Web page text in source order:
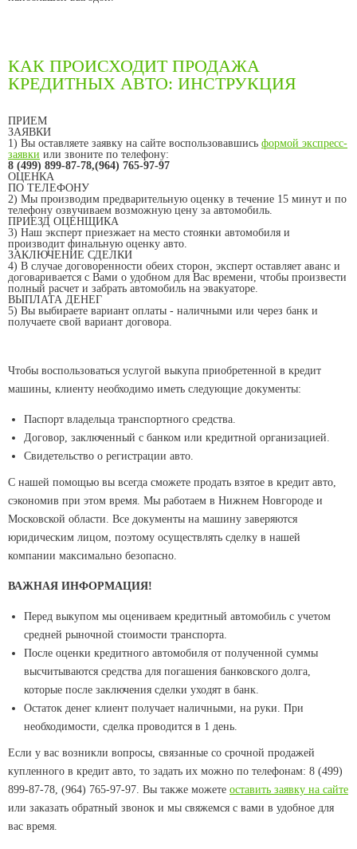
КАК ПРОИСХОДИТ ПРОДАЖА
КРЕДИТНЫХ АВТО: ИНСТРУКЦИЯ
ПРИЕМ
ЗАЯВКИ
1) Вы оставляете заявку на сайте воспользовавшись формой экспресс-
заявки или звоните по телефону:
8 (499) 899-87-78,(964) 765-97-97
ОЦЕНКА
ПО ТЕЛЕФОНУ
2) Мы производим предварительную оценку в течение 15 минут и по
телефону озвучиваем возможную цену за автомобиль.
ПРИЕЗД ОЦЕНЩИКА
3) Наш эксперт приезжает на место стоянки автомобиля и
производит финальную оценку авто.
ЗАКЛЮЧЕНИЕ СДЕЛКИ
4) В случае договоренности обеих сторон, эксперт оставляет аванс и
договаривается с Вами о удобном для Вас времени, чтобы произвести
полный расчет и забрать автомобиль на эвакуаторе.
ВЫПЛАТА ДЕНЕГ
5) Вы выбираете вариант оплаты - наличными или через банк и
получаете свой вариант договора.
Чтобы воспользоваться услугой выкупа приобретенной в кредит
машины, клиенту необходимо иметь следующие документы:
Паспорт владельца транспортного средства.
Договор, заключенный с банком или кредитной организацией.
Свидетельство о регистрации авто.
С нашей помощью вы всегда сможете продать взятое в кредит авто,
сэкономив при этом время. Мы работаем в Нижнем Новгороде и
Московской области. Все документы на машину заверяются
юридическим лицом, поэтому осуществлять сделку в нашей
компании максимально безопасно.
ВАЖНАЯ ИНФОРМАЦИЯ!
Перед выкупом мы оцениваем кредитный автомобиль с учетом
средней рыночной стоимости транспорта.
После оценки кредитного автомобиля от полученной суммы
высчитываются средства для погашения банковского долга,
которые после заключения сделки уходят в банк.
Остаток денег клиент получает наличными, на руки. При
необходимости, сделка проводится в 1 день.
Если у вас возникли вопросы, связанные со срочной продажей
купленного в кредит авто, то задать их можно по телефонам: 8 (499)
899-87-78, (964) 765-97-97. Вы также можете оставить заявку на сайте
или заказать обратный звонок и мы свяжемся с вами в удобное для
вас время.